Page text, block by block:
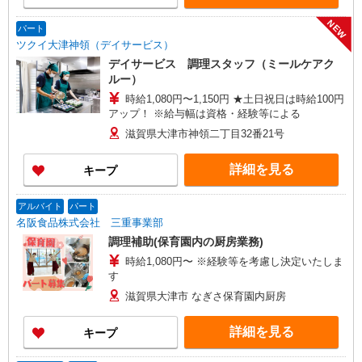
パート
ツクイ大津神領（デイサービス）
NEW
デイサービス 調理スタッフ（ミールケアク
ルー）
時給1,080円〜1,150円 ★土日祝日は時給100円
アップ！ ※給与幅は資格・経験等による
滋賀県大津市神領二丁目32番21号
キープ 詳細を見る
アルバイト パート
名阪食品株式会社 三重事業部
調理補助(保育園内の厨房業務)
時給1,080円〜 ※経験等を考慮し決定いたしま
す
滋賀県大津市 なぎさ保育園内厨房
キープ 詳細を見る